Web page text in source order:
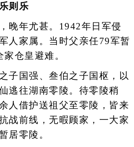
则乐
年尤甚。1942年日军侵
人家属。当时父亲任79军暂
仓皇避难。
国强、叁伯之子国枢，以
逃往湖南零陵。待零陵稍
人借护送祖父至零陵，皆来
战前线，无暇顾家，一大家
居零陵。